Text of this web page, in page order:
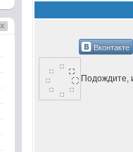
Вконтакте
Подождите,